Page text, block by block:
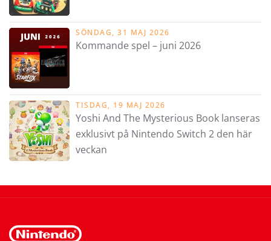
SÖNDAG, 31 MAJ 2026
Kommande spel – juni 2026
TISDAG, 19 MAJ 2026
Yoshi And The Mysterious Book lanseras
exklusivt på Nintendo Switch 2 den här
veckan